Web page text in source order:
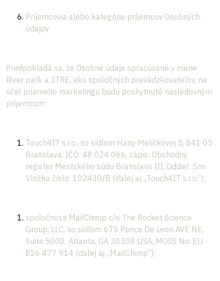
Príjemcovia alebo kategórie príjemcov Osobných
údajov
Predpokladá sa, že Osobné údaje spracúvané v mene
River park a JTRE, ako spoločných prevádzkovateľov, na
účel priameho marketingu budú poskytnuté nasledovným
príjemcom:
Touch4IT s.r.o., so sídlom Hany Meličkovej 5, 841 05
Bratislava, IČO: 48 024 066, zápis: Obchodný
register Mestského súdu Bratislava III, Oddiel: Sro,
Vložka číslo: 102430/B (ďalej aj „Touch4IT s.r.o.“);
spoločnosti MailChimp c/o The Rocket Science
Group, LLC, so sídlom 675 Ponce De Leon AVE NE,
Suite 5000, Atlanta, GA 30308 USA, MOSS No. EU
826 477 914 (ďalej aj „MailChimp“);